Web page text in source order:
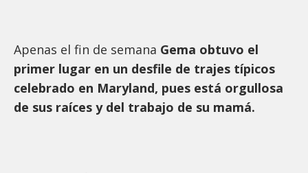
Apenas el fin de semana Gema obtuvo el
primer lugar en un desfile de trajes típicos
celebrado en Maryland, pues está orgullosa
de sus raíces y del trabajo de su mamá.